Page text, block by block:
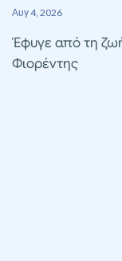
Αυγ 4, 2026
Έφυγε από τη
Φιορέντης